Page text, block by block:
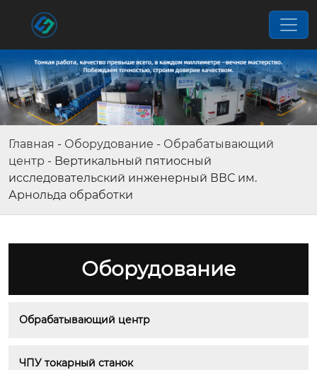
Главная - Оборудование - Обрабатывающий
центр - Bертикальный пятиосный
исследовательский инженерный ВВС им.
Арнольда обработки
Оборудование
Обрабатывающий центр
ЧПУ токарный станок